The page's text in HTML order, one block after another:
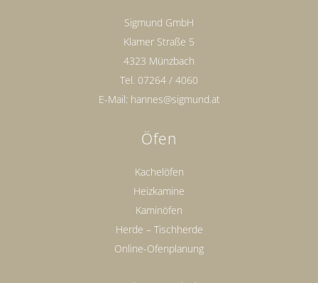
Sigmund GmbH
Klamer Straße 5
4323 Münzbach
Tel. 07264 / 4060
E-Mail: hannes@sigmund.at
Öfen
Kachelöfen
Heizkamine
Kaminöfen
Herde – Tischherde
Online-Ofenplanung